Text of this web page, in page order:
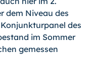
dem Niveau des
des
im Sommer
gemessen